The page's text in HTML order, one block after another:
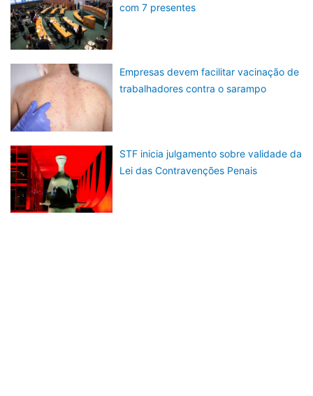
com 7 presentes
Empresas devem facilitar vacinação de
trabalhadores contra o sarampo
STF inicia julgamento sobre validade da
Lei das Contravenções Penais